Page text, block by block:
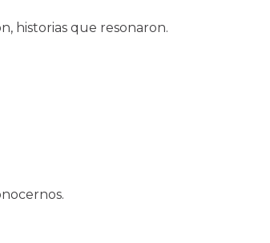
historias que resonaron.